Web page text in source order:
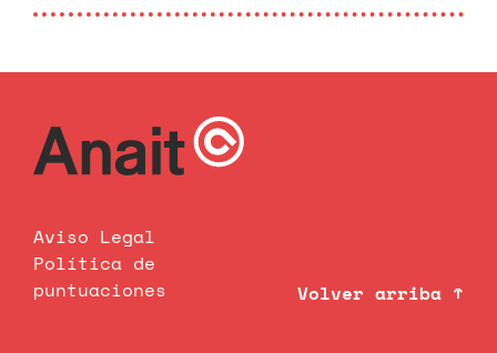
Aviso Legal
Política de
puntuaciones
Volver arriba ↑